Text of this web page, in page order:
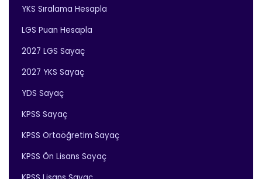
YKS Sıralama Hesapla
LGS Puan Hesapla
2027 LGS Sayaç
2027 YKS Sayaç
YDS Sayaç
KPSS Sayaç
KPSS Ortaöğretim Sayaç
KPSS Ön Lisans Sayaç